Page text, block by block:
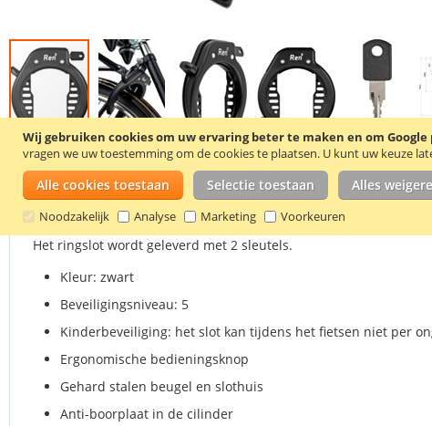
Wij gebruiken cookies om uw ervaring beter te maken en om
vragen we uw toestemming om de cookies te plaatsen. U kunt uw keuze
Alle cookies toestaan Selectie toestaan Alles
Noodzakelijk Analyse Marketing Voorkeuren
Ga
naar
begin
van
de
afbeeldingen-
gallerij
Details Productkenmerken Reviews
Het ringslot wordt geleverd met 2 sleutels.
Kleur: zwart
Beveiligingsniveau: 5
Kinderbeveiliging: het slot kan tijdens het fietsen niet per
Ergonomische bedieningsknop
Gehard stalen beugel en slothuis
Anti-boorplaat in de cilinder